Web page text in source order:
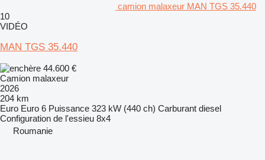
camion malaxeur MAN TGS 35.440
10
VIDÉO
MAN TGS 35.440
44.600 €
Camion malaxeur
2026
204 km
Euro Euro 6 Puissance 323 kW (440 ch) Carburant diesel
Configuration de l'essieu 8x4
Roumanie